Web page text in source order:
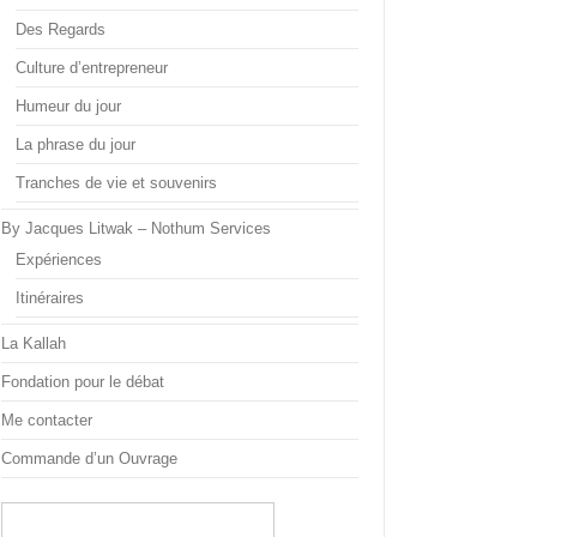
Des Regards
Culture d’entrepreneur
Humeur du jour
La phrase du jour
Tranches de vie et souvenirs
By Jacques Litwak – Nothum Services
Expériences
Itinéraires
La Kallah
Fondation pour le débat
Me contacter
Commande d’un Ouvrage